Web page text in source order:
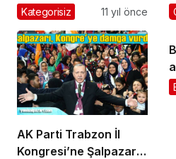
Uzuntarla’da toprağa
Kategorisiz 11 yıl önce
AK Parti Trabzon İl
Kongresi’ne Şalpazarı